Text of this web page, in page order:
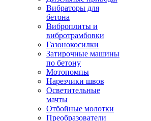
Вибраторы для
бетона
Виброплиты и
вибротрамбовки
Газонокосилки
Затирочные машины
по бетону
Мотопомпы
Нарезчики швов
Осветительные
мачты
Отбойные молотки
Преобразователи